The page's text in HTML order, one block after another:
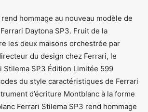
hommage au nouveau modèle de
Daytona SP3. Fruit de la
les deux maisons orchestrée par
du design chez Ferrari, le
Stilema SP3 Édition Limitée 599
du style caractéristiques de Ferrari
d’écriture Montblanc à la forme
Ferrari Stilema SP3 rend hommage